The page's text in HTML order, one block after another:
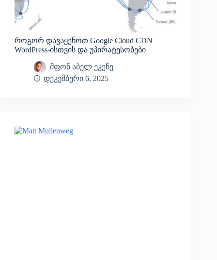
როგორ დავაყენოთ Google Cloud CDN
WordPress-ისთვის და უპირატესობები
მფონ აბელ ეკენე
დეკემბერი 6, 2025